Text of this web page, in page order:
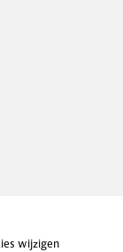
wijzigen